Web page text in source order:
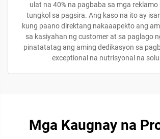
ulat na 40% na pagbaba sa mga
tungkol sa pagsira. Ang kaso na ito ay
kung paano direktang nakaaapekto ang
sa kasiyahan ng customer at sa paglago
pinatatatag ang aming dedikasyon sa
exceptional na nutrisyonal na
Mga Kaugnay na